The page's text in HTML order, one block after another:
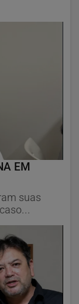
EM
suas